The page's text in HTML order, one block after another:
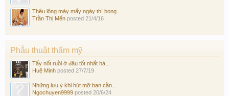
Thêu lông mày mấy ngày thì bong...
Trần Thị Mến posted 21/4/16
Phẫu thuật thẩm mỹ
Tẩy nốt ruồi ở đâu tốt nhất hà...
Huệ Minh posted 27/7/19
Những lưu ý khi hút mỡ bạn cần...
Ngochuyen9999 posted 20/6/24